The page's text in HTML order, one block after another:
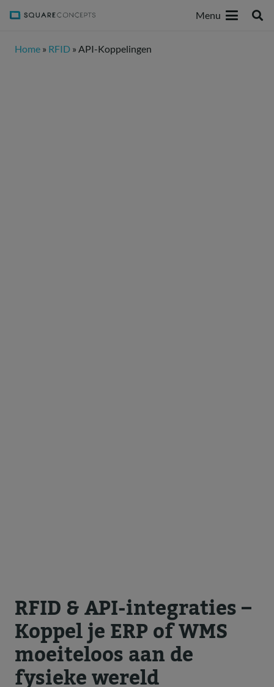
Menu
Home » RFID » API-Koppelingen
RFID & API-integraties –
Koppel je ERP of WMS
moeiteloos aan de
fysieke wereld